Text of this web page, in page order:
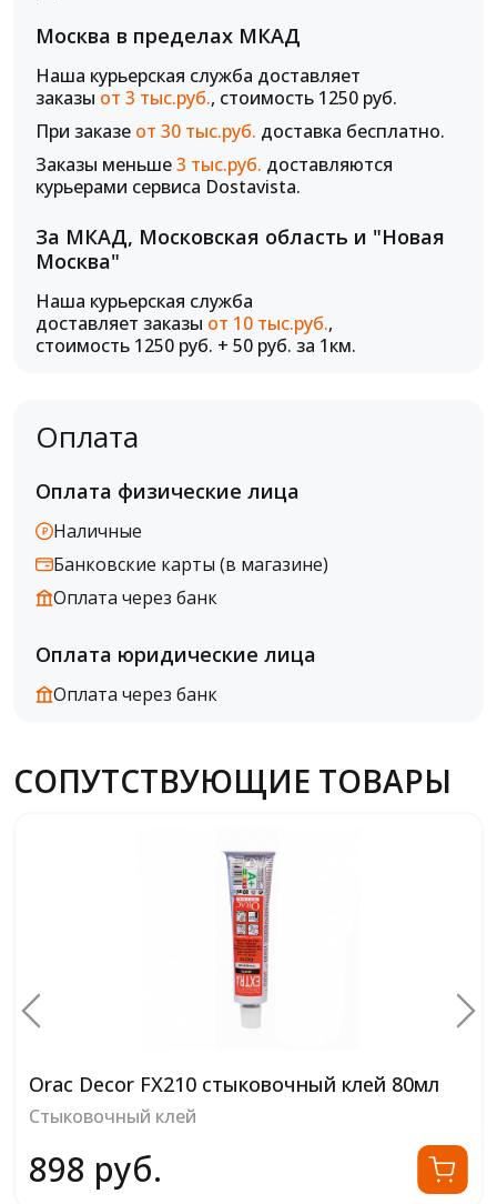
Москва в пределах МКАД
Наша курьерская служба доставляет
заказы от 3 тыс.руб., стоимость 1250 руб.
При заказе от 30 тыс.руб. доставка бесплатно.
Заказы меньше3 тыс.руб. доставляются
курьерами сервиса Dostavista.
За МКАД, Московская область и "Новая
Москва"
Наша курьерская служба
доставляет заказы от 10 тыс.руб.,
стоимость 1250 руб. + 50 руб. за 1км.
Оплата
Оплата физические лица
Наличные
Банковские карты (в магазине)
Оплата через банк
Оплата юридические лица
Оплата через банк
СОПУТСТВУЮЩИЕ ТОВАРЫ
Orac Decor FX210 стыковочный клей 80мл
Стыковочный клей
898 руб.